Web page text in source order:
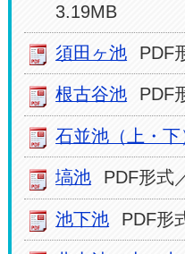
3.19MB
須田ヶ池 PDF
根古谷池 PDF
石並池（上・下
塙池 PDF形式
池下池 PDF形